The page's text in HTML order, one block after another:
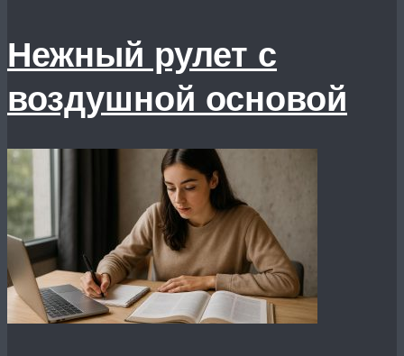
Нежный рулет с
воздушной основой